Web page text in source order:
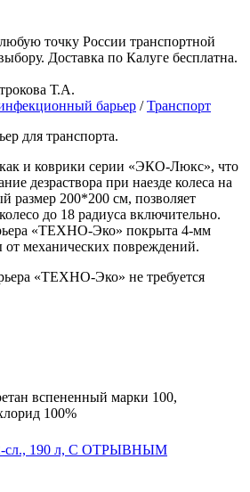
точку России транспортной
Доставка по Калуге бесплатна.
Т.А.
барьер /Транспорт
для транспорта.
и коврики серии «ЭКО-Люкс», что
дезраствора при наезде колеса на
размер 200*200 см, позволяет
до 18 радиуса включительно.
«ТЕХНО-Эко» покрыта 4-мм
механических повреждений.
«ТЕХНО-Эко» не требуется
вспененный марки 100,
100%
2-сл., 190 л, С ОТРЫВНЫМ